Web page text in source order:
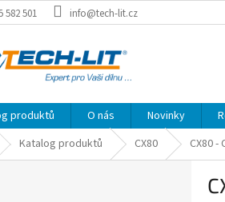
582 501 info@tech-lit.cz
produktů O nás Novinky
Katalog produktů CX80 CX80 -